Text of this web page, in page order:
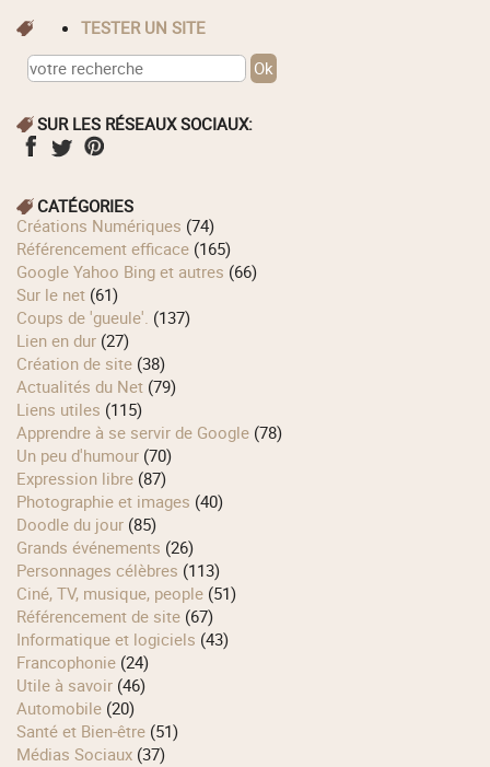
TESTER UN SITE
SUR LES RÉSEAUX SOCIAUX:
CATÉGORIES
Créations Numériques (74)
Référencement efficace (165)
Google Yahoo Bing et autres (66)
Sur le net (61)
Coups de 'gueule'. (137)
Lien en dur (27)
Création de site (38)
Actualités du Net (79)
Liens utiles (115)
Apprendre à se servir de Google (78)
Un peu d'humour (70)
Expression libre (87)
Photographie et images (40)
Doodle du jour (85)
Grands événements (26)
Personnages célèbres (113)
Ciné, TV, musique, people (51)
Référencement de site (67)
Informatique et logiciels (43)
Francophonie (24)
Utile à savoir (46)
Automobile (20)
Santé et Bien-être (51)
Médias Sociaux (37)